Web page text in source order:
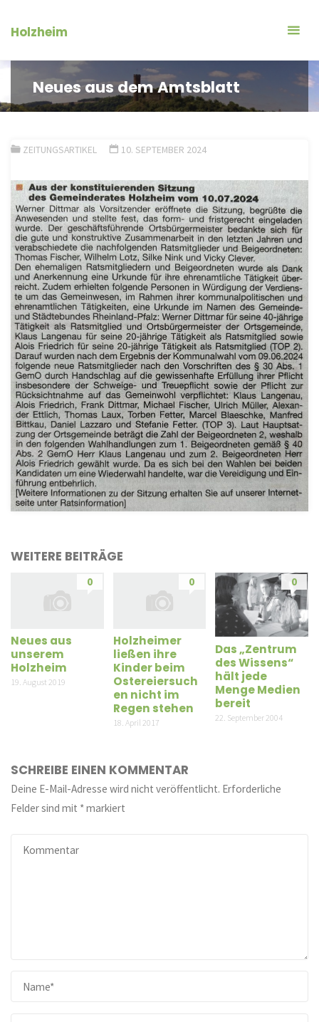
InhaltHolzheim
Neues aus dem Amtsblatt
ZEITUNGSARTIKEL 10. SEPTEMBER 2024
WEITERE BEITRÄGE
0
Neues aus
unserem
Holzheim
19. August 2019
0
Holzheimer
ließen ihre
Kinder beim
Ostereiersuch
en nicht im
Regen stehen
18. April 2017
0
Das „Zentrum
des Wissens“
hält jede
Menge Medien
bereit
22. September 2004
SCHREIBE EINEN KOMMENTAR
Deine E-Mail-Adresse wird nicht veröffentlicht. Erforderliche
Felder sind mit *markiert